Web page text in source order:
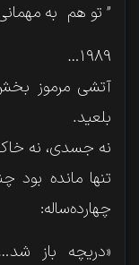
” تو هم ​ به
۱۹۸۹…
بلعید.
نه جسدی، نه
تنها مانده
چهارده‌ساله:
«دریچه باز